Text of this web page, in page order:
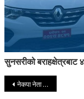
सुनसरीको बराहक्षेत्रबाट
Post
नेकपा नेता जीवन्त र गम्भीर रिहा, कार्यकर्ताले यसरी गरे स्वागत (फोटोफिचर)